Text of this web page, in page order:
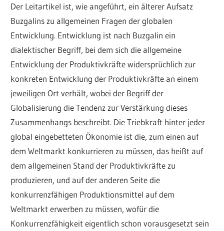
Der Leitartikel ist, wie angeführt, ein älterer Aufsatz
Buzgalins zu allgemeinen Fragen der globalen
Entwicklung. Entwicklung ist nach Buzgalin ein
dialektischer Begriff, bei dem sich die allgemeine
Entwicklung der Produktivkräfte widersprüchlich zur
konkreten Entwicklung der Produktivkräfte an einem
jeweiligen Ort verhält, wobei der Begriff der
Globalisierung die Tendenz zur Verstärkung dieses
Zusammenhangs beschreibt. Die Triebkraft hinter jeder
global eingebetteten Ökonomie ist die, zum einen auf
dem Weltmarkt konkurrieren zu müssen, das heißt auf
dem allgemeinen Stand der Produktivkräfte zu
produzieren, und auf der anderen Seite die
konkurrenzfähigen Produktionsmittel auf dem
Weltmarkt erwerben zu müssen, wofür die
Konkurrenzfähigkeit eigentlich schon vorausgesetzt sein